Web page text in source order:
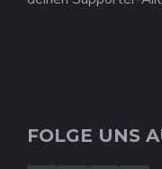
FOLGE UNS